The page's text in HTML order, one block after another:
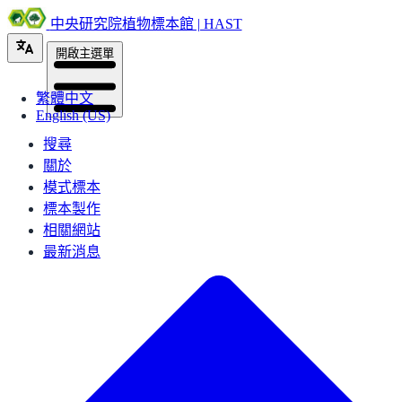
中央研究院植物標本館 | HAST
繁體中文
English (US)
開啟主選單
搜尋
關於
模式標本
標本製作
相關網站
最新消息